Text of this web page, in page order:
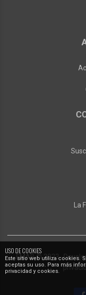
USO DE COOKIES
Este sitio web utiliza cookies.
aceptas su uso. Para más
privacidad y cookies.
La
FMAB© 2023·